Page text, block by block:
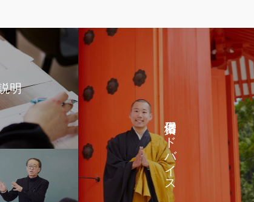
明
僧侶資格アドバイス